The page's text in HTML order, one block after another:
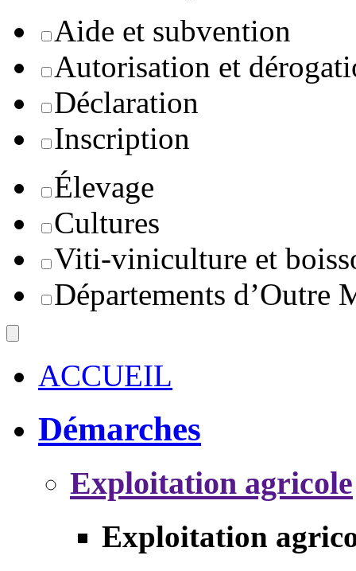
Aide et subvention
Autorisation et
Déclaration
Inscription
Élevage
Cultures
Viti-viniculture et
Départements d’Outre
ACCUEIL
Démarches
Exploitation agricole
Exploitation